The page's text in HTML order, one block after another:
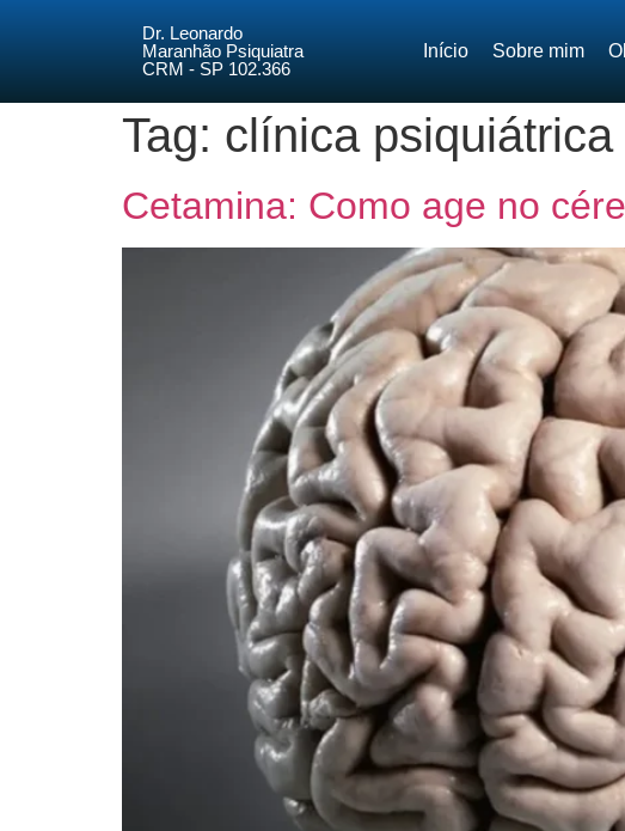
Dr. Leonardo
Maranhão Psiquiatra
CRM - SP 102.366
Início Sobre mim
Tag: clínica
Cetamina: Como age no